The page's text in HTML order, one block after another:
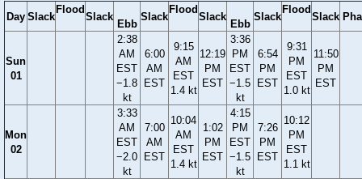
Day Slack
Flood
Slack
Ebb
Slack
Flood
Slack
Ebb
Slack
Flood
Slack
Sun
01
2:38
AM
EST
−1.8
kt
6:00
AM
EST
9:15
AM
EST
1.4 kt
12:19
PM
EST
3:36
PM
EST
−1.5
kt
6:54
PM
EST
9:31
PM
EST
1.0 kt
11:50
PM
EST
Mon
02
3:33
AM
EST
−2.0
kt
7:00
AM
EST
10:04
AM
EST
1.4 kt
1:02
PM
EST
4:15
PM
EST
−1.5
kt
7:26
PM
EST
10:12
PM
EST
1.1 kt